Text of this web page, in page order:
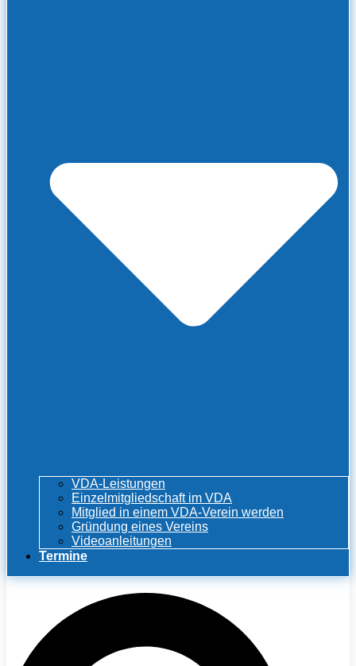
VDA-Leistungen
Einzelmitgliedschaft im VDA
Mitglied in einem VDA-Verein werden
Gründung eines Vereins
Videoanleitungen
Termine